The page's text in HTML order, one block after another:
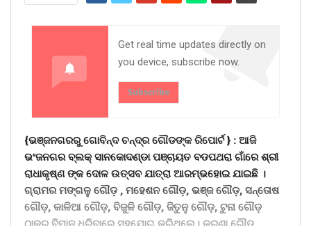
Get real time updates directly on
you device, subscribe now.
Subscribe
{ଭଞ୍ଜନଗରରୁ ଗୋବିନ୍ଦ ଚନ୍ଦ୍ର ଗୌଡଙ୍କ ରିପୋର୍ଟ} : ଆଜି
ଭଂଜନଗର ବ୍ଲକ୍ ସାନକୋଦଣ୍ଡା ପଞ୍ଚାୟତ ବଡପଥରା ଗାଁରେ ଶ୍ରୀ
ରାଧାକୃଷ୍ଣ ଙ୍କ ଦୋଳ ଉତ୍ସବ ଯାତ୍ରା ଆରମ୍ଭହୋଇ ଯାଇଛି ।
ଗ୍ରାମର ମଙ୍ଗଳୁ ଗୌଡ଼ , ମହେଶନ ଗୌଡ଼, ଭଞ୍ଜ ଗୌଡ଼, ସନ୍ତୋଷ
ଗୌଡ଼, କାଳିଆ ଗୌଡ଼, ବିଜୁଳି ଗୌଡ଼, ଜିତୁନୁ ଗୌଡ଼, ଟୁନା ଗୌଡ଼